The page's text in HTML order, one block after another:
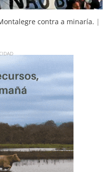
contra a minaría. |